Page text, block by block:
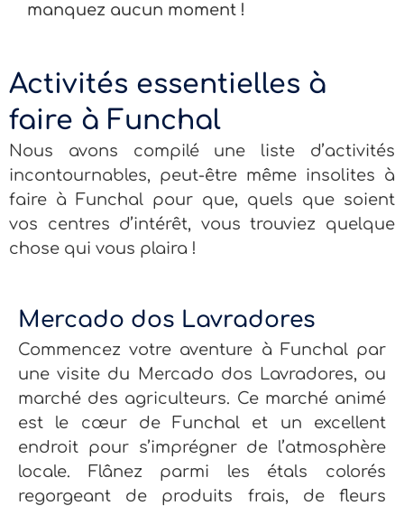
manquez aucun moment !
Activités essentielles à
faire à Funchal
Nous avons compilé une liste d’activités
incontournables, peut-être même insolites à
faire à Funchal pour que, quels que soient
vos centres d’intérêt, vous trouviez quelque
chose qui vous plaira !
Mercado dos Lavradores
Commencez votre aventure à Funchal par
une visite du Mercado dos Lavradores, ou
marché des agriculteurs. Ce marché animé
est le cœur de Funchal et un excellent
endroit pour s’imprégner de l’atmosphère
locale. Flânez parmi les étals colorés
regorgeant de produits frais, de fleurs